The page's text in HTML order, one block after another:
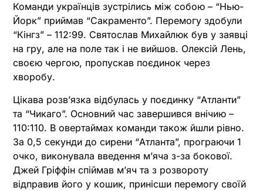
Команди українців зустрілись між собою – “Нью-
Йорк” приймав “Сакраменто”. Перемогу здобули
“Кінгз” – 112:99. Святослав Михайлюк був у заявці
на гру, але на поле так і не вийшов. Олексій Лень,
своєю чергою, пропускав поєдинок через
хворобу.
Цікава розв’язка відбулась у поєдинку “Атланти”
та “Чикаго”. Основний час завершився внічию –
110:110. В овертаймах команди також йшли рівно.
За 0,5 секунди до сирени “Атланта”, програючи 1
очко, виконувала введення м’яча з-за бокової.
Джей Гріффін спіймав м’яч та з розвороту
відправив його у кошик, принісши перемогу своїй